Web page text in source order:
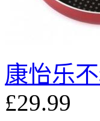
康怡乐
£29.99